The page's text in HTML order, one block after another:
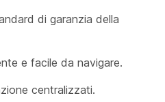
di garanzia della
e facile da navigare.
centralizzati.